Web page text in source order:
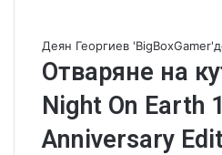
Деян Георгиев 'BigBoxGamer'
Отваряне на
Night On Earth
Anniversary